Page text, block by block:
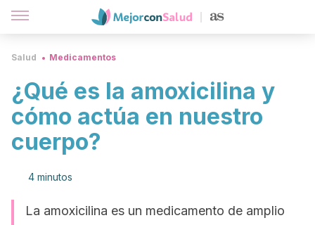
Salud Medicamentos
¿Qué es la amoxicilina y
cómo actúa en nuestro
cuerpo?
4 minutos
La amoxicilina es un medicamento de amplio